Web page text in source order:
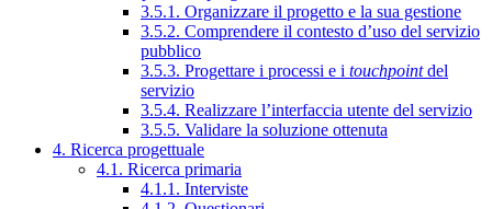
3.5.1. Organizzare il progetto e la sua gestione
3.5.2. Comprendere il contesto d’uso del servizio
pubblico
3.5.3. Progettare i processi e i touchpointdel
servizio
3.5.4. Realizzare l’interfaccia utente del servizio
3.5.5. Validare la soluzione ottenuta
4. Ricerca progettuale
4.1. Ricerca primaria
4.1.1. Interviste